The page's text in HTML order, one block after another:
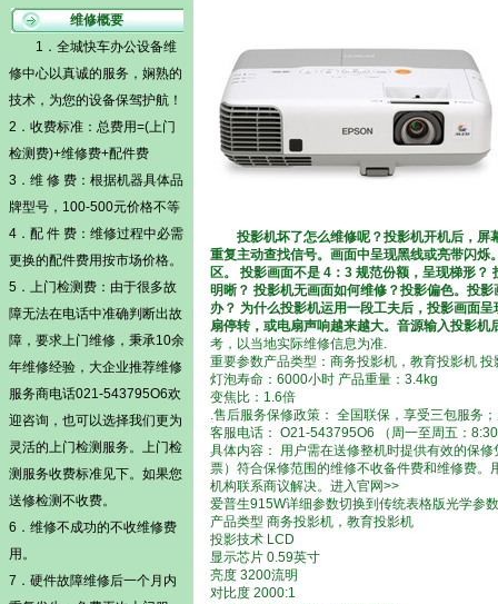
维修概要
1．全城快车办公设备维
修中心以真诚的服务，娴熟的
技术，为您的设备保驾护航！
2．收费标准：总费用=(上门
检测费)+维修费+配件费
3．维 修 费：根据机器具体品
牌型号，100-500元价格不等
4．配 件 费：维修过程中必需
更换的配件费用按市场价格。
5． 上门检测费 ：由于很多故
障无法在电话中准确判断出故
障，要求上门维修，秉承10余
年维修经验，大企业推荐维修
服务商电话021-543795O6欢
迎咨询，也可以选择我们更为
灵活的上门检测 服务。 上门检
测 服务收费标准见下。如果您
送修检测不收费。
6．维修不成功的不收维修费
用。
7．硬件故障维修后一个月内
投影机坏了怎么维修呢？投影机开机后，
重复主动查找信号。画面中呈现黑线或亮带闪
区。 投影画面不是 4：3 规范份额，呈现梯形
明晰？ 投影机无画面如何维修？投影偏色。投
办？ 为什么投影机运用一段工夫后，投影画面
扇停转，或电扇声响越来越大。音源输入投影
考，以当地实际维修信息为准.
重要参数产品类型：商务投影机，教育投影机
灯泡寿命：6000小时 产品重量：3.4kg
变焦比：1.6倍
.售后服务保修政策： 全国联保，享受三包服务
客服电话： O21-543795O6 （周一至周五：
具体内容： 用户需在送修整机时提供有效的保
票）符合保修范围的维修不收备件费和维修费
机构联系商议解决。进入官网>>
爱普生915W详细参数切换到传统表格版光学参数
产品类型 商务投影机，教育投影机
投影技术 LCD
显示芯片 0.59英寸
亮度 3200流明
对比度 2000:1